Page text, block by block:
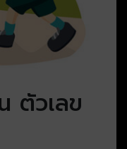
ตัวเลข